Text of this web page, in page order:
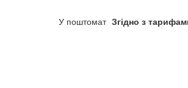
У поштомат Згідно з